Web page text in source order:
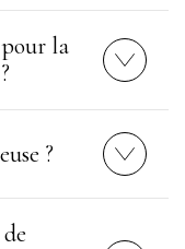
la
?